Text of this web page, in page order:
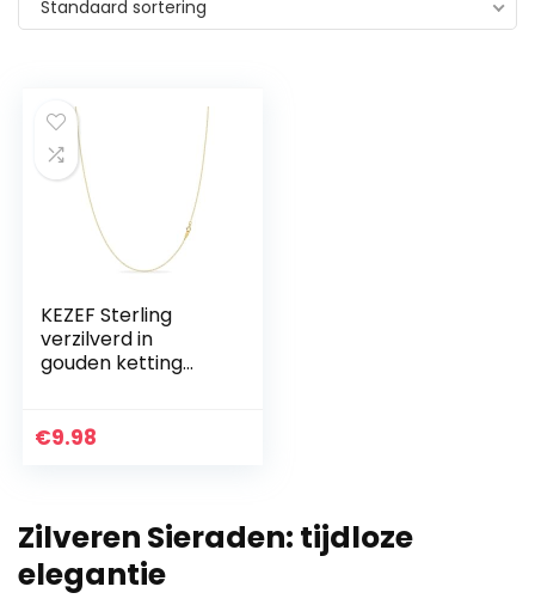
Standaard sortering
KEZEF Sterling
verzilverd in
gouden ketting
ketting | 1,3 mm
voor vrouwen |
Italiaans gemaakt
– geweldig voor
€9.98
Zilveren Sieraden: tijdloze
elegantie